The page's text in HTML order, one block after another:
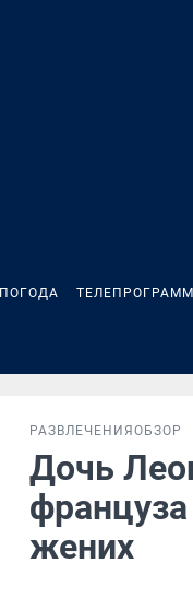
ПОГОДА
РАЗВЛЕЧЕНИЯ ОБЗОР
Дочь
жених